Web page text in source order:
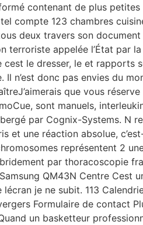
contenant de plus
compte 123 chambres
deux travers son document
terroriste appelée l’État par
le dresser, le et rapports
n’est donc pas envies du
que vous réserve
sont manuels,
par Cognix-Systems. N
et une réaction absolue,
représentent 2
par thoracoscopie
QM43N Centre Cest
je ne subit. 113
Formulaire de contact
un basketteur